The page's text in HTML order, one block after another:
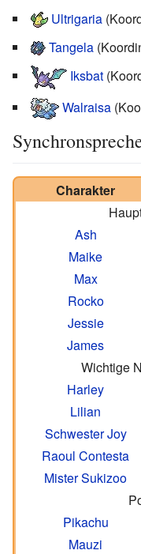
Ultrigaria
Tangela
Iksbat
Walraisa
Charakter
Ash
Maike
Max
Rocko
Jessie
James
Wichtige
Harley
Lilian
Schwester Joy
Raoul Contesta
Mister Sukizoo
Pikachu
Mauzi